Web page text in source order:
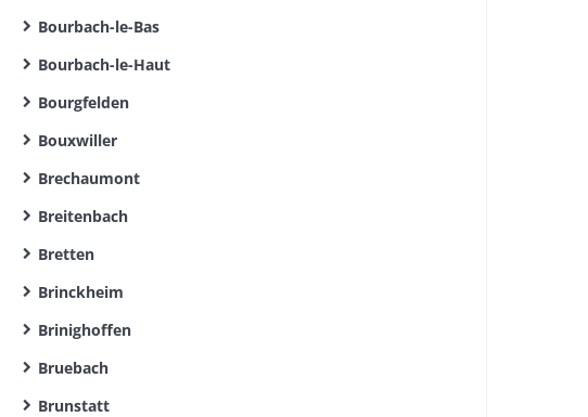
Bourbach-le-Bas
Bourbach-le-Haut
Bourgfelden
Bouxwiller
Brechaumont
Breitenbach
Bretten
Brinckheim
Brinighoffen
Bruebach
Brunstatt